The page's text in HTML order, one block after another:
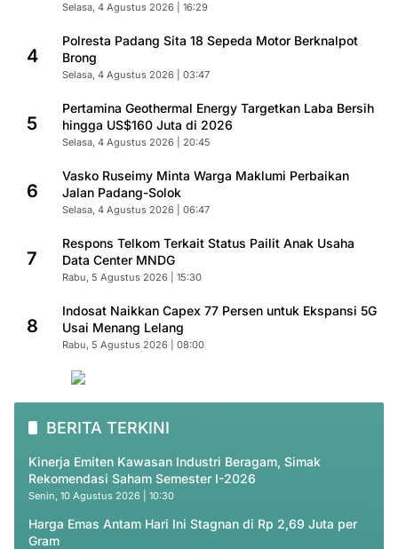
Selasa, 4 Agustus 2026 | 16:29
4
Polresta Padang Sita 18 Sepeda Motor Berknalpot
Brong
Selasa, 4 Agustus 2026 | 03:47
5
Pertamina Geothermal Energy Targetkan Laba Bersih
hingga US$160 Juta di 2026
Selasa, 4 Agustus 2026 | 20:45
6
Vasko Ruseimy Minta Warga Maklumi Perbaikan
Jalan Padang-Solok
Selasa, 4 Agustus 2026 | 06:47
7
Respons Telkom Terkait Status Pailit Anak Usaha
Data Center MNDG
Rabu, 5 Agustus 2026 | 15:30
8
Indosat Naikkan Capex 77 Persen untuk Ekspansi 5G
Usai Menang Lelang
Rabu, 5 Agustus 2026 | 08:00
BERITA TERKINI
Kinerja Emiten Kawasan Industri Beragam, Simak
Rekomendasi Saham Semester I-2026
Senin, 10 Agustus 2026 | 10:30
Harga Emas Antam Hari Ini Stagnan di Rp 2,69 Juta per
Gram